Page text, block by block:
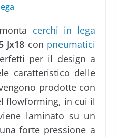
cerchi in lega
Jx18 con pneumatici
per il design a
caratteristico delle
prodotte con
flowforming, in cui il
laminato su un
forte pressione a